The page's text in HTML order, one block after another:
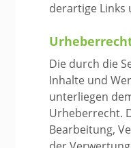
derartige Links
Die durch die
Inhalte und
unterliegen
Urheberrecht.
Bearbeitung,